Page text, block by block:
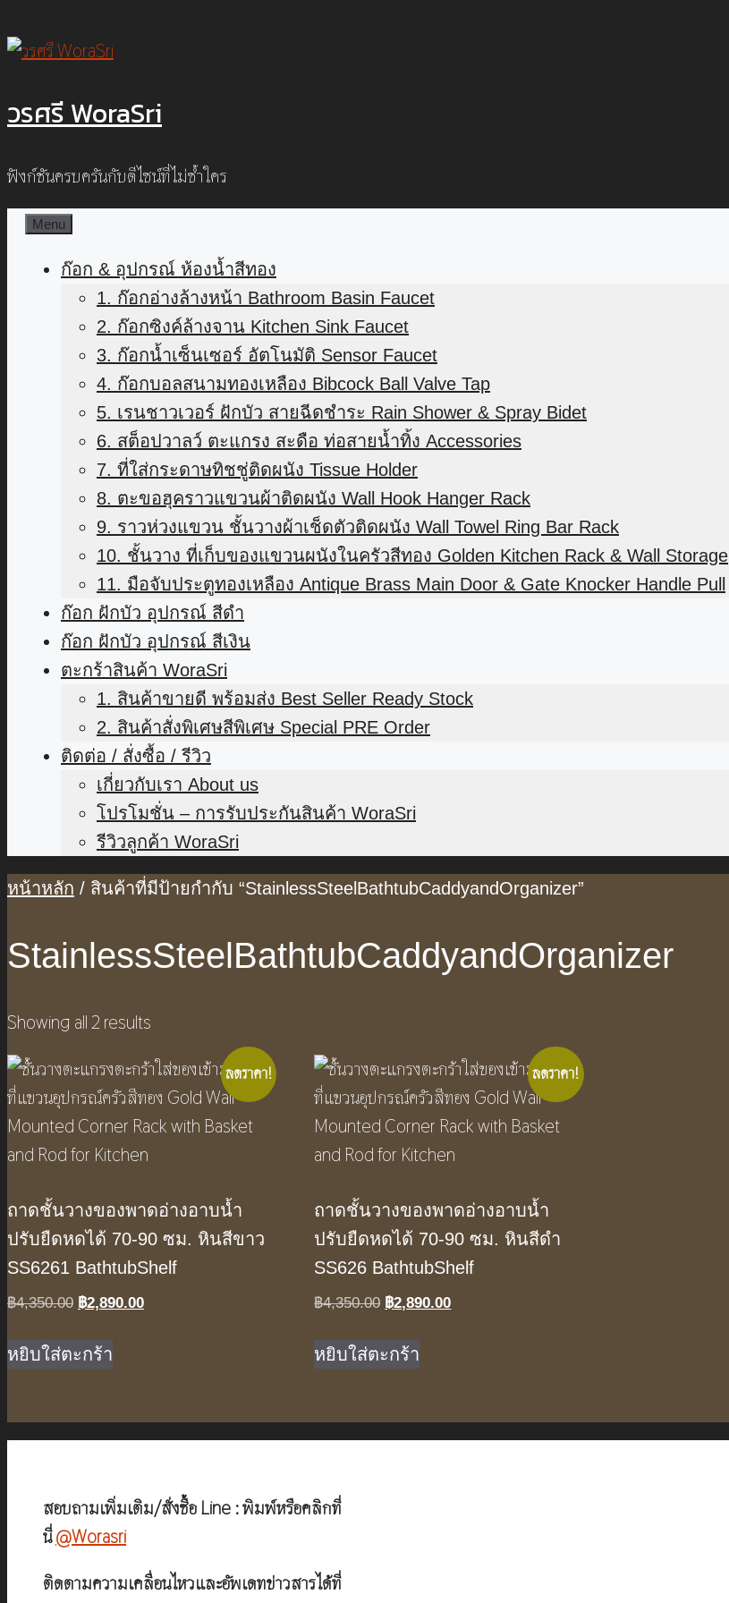
to
วรศรี WoraSri
ฟังก์ชันครบครันกับดีไซน์ที่ไม่ซ้ำใคร
Menu
ก๊อก & อุปกรณ์ ห้องน้ำสีทอง
1. ก๊อกอ่างล้างหน้า Bathroom Basin Faucet
2. ก๊อกซิงค์ล้างจาน Kitchen Sink Faucet
3. ก๊อกน้ำเซ็นเซอร์ อัตโนมัติ Sensor Faucet
4. ก๊อกบอลสนามทองเหลือง Bibcock Ball Valve Tap
5. เรนชาวเวอร์ ฝักบัว สายฉีดชำระ Rain Shower & Spray Bidet
6. สต็อปวาลว์ ตะแกรง สะดือ ท่อสายน้ำทิ้ง Accessories
7. ที่ใส่กระดาษทิชชู่ติดผนัง Tissue Holder
8. ตะขอฮุคราวแขวนผ้าติดผนัง Wall Hook Hanger Rack
9. ราวห่วงแขวน ชั้นวางผ้าเช็ดตัวติดผนัง Wall Towel Ring Bar Rack
10. ชั้นวาง ที่เก็บของแขวนผนังในครัวสีทอง Golden Kitchen Rack & Wall Storage
11. มือจับประตูทองเหลือง Antique Brass Main Door & Gate Knocker Handle Pull
ก๊อก ฝักบัว อุปกรณ์ สีดำ
ก๊อก ฝักบัว อุปกรณ์ สีเงิน
ตะกร้าสินค้า WoraSri
1. สินค้าขายดี พร้อมส่ง Best Seller Ready Stock
2. สินค้าสั่งพิเศษสีพิเศษ Special PRE Order
ติดต่อ / สั่งซื้อ / รีวิว
เกี่ยวกับเรา About us
โปรโมชั่น – การรับประกันสินค้า WoraSri
รีวิวลูกค้า WoraSri
หน้าหลัก / สินค้าที่มีป้ายกำกับ “StainlessSteelBathtubCaddyandOrganizer”
StainlessSteelBathtubCaddyandOrganizer
Showing all 2 results
ลดราคา!
ถาดชั้นวางของพาดอ่างอาบน้ำ
ปรับยืดหดได้ 70-90 ซม. หินสีขาว
SS6261 BathtubShelf
฿4,350.00 Original
was:
฿4,350.00.
฿2,890.00Current
หยิบใส่ตะกร้า
ลดราคา!
ถาดชั้นวางของพาดอ่างอาบน้ำ
ปรับยืดหดได้ 70-90 ซม. หินสีดำ
SS626 BathtubShelf
฿4,350.00 Original
was:
฿4,350.00.
฿2,890.00Current
หยิบใส่ตะกร้า
สอบถามเพิ่มเติม/สั่งซื้อ Line : พิมพ์หรือคลิกที่
นี่@Worasri
ติดตามความเคลื่อนไหวและอัพเดทข่าวสารได้ที่